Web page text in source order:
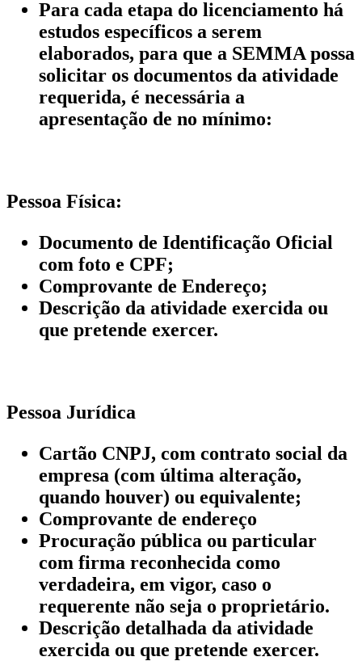
Para cada etapa do licenciamento há
estudos específicos a serem
elaborados, para que a SEMMA possa
solicitar os documentos da atividade
requerida, é necessária a
apresentação de no mínimo:
Pessoa Física:
Documento de Identificação Oficial
com foto e CPF;
Comprovante de Endereço;
Descrição da atividade exercida ou
que pretende exercer.
Pessoa Jurídica
Cartão CNPJ, com contrato social da
empresa (com última alteração,
quando houver) ou equivalente;
Comprovante de endereço
Procuração pública ou particular
com firma reconhecida como
verdadeira, em vigor, caso o
requerente não seja o proprietário.
Descrição detalhada da atividade
exercida ou que pretende exercer.